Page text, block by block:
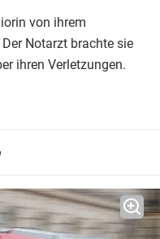
von ihrem
Notarzt brachte sie
ihren Verletzungen.